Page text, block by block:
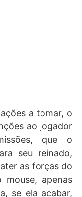
a tomar, o
ao jogador
que o
seu reinado,
as forças do
apenas
se ela acabar,